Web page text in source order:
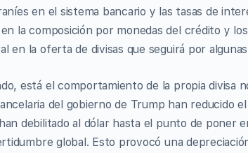
en el sistema bancario y las tasas de
la composición por monedas del crédito y
en la oferta de divisas que seguirá por algunas
está el comportamiento de la propia divisa
del gobierno de Trump han reducido
debilitado al dólar hasta el punto de poner
global. Esto provocó una